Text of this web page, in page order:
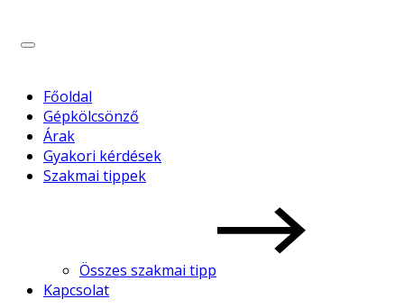
Főoldal
Gépkölcsönző
Árak
Gyakori kérdések
Szakmai tippek
Összes szakmai tipp
Kapcsolat